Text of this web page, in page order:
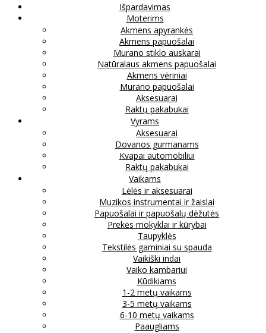
Išpardavimas
Moterims
Akmens apyrankės
Akmens papuošalai
Murano stiklo auskarai
Natūralaus akmens papuošalai
Akmens vėriniai
Murano papuošalai
Aksesuarai
Raktų pakabukai
Vyrams
Aksesuarai
Dovanos gurmanams
Kvapai automobiliui
Raktų pakabukai
Vaikams
Lėlės ir aksesuarai
Muzikos instrumentai ir žaislai
Papuošalai ir papuošalų dėžutės
Prekės mokyklai ir kūrybai
Taupyklės
Tekstilės gaminiai su spauda
Vaikiški indai
Vaiko kambariui
Kūdikiams
1-2 metų vaikams
3-5 metų vaikams
6-10 metų vaikams
Paaugliams